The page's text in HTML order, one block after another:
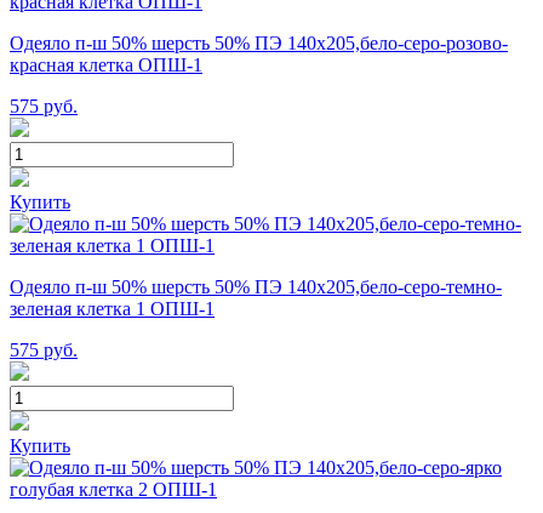
Одеяло п-ш 50% шерсть 50% ПЭ 140х205,бело-серо-розово-
красная клетка ОПШ-1
575 руб.
Купить
Одеяло п-ш 50% шерсть 50% ПЭ 140х205,бело-серо-темно-
зеленая клетка 1 ОПШ-1
575 руб.
Купить